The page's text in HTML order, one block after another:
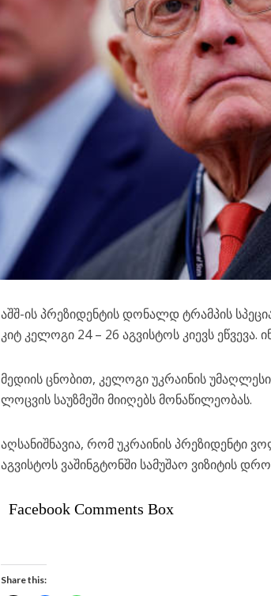
აშშ-ის პრეზიდენტის დონალდ ტრამპის
კიტ კელოგი 24 – 26 აგვისტოს კიევს
მედიის ცნობით, კელოგი უკრაინის
ლოცვის საუზმეში მიიღებს მონაწილეობას.
აღსანიშნავია, რომ უკრაინის
აგვისტოს ვაშინგტონში სამუშაო ვიზიტის
Facebook Comments Box
Share this: